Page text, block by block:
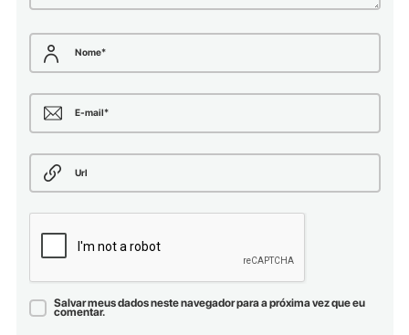
Nome*
E-mail*
Url
Salvar meus dados neste navegador para a próxima vez que eu
comentar.